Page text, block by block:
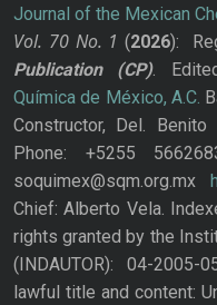
Journal of the Mexican
Vol. 70 No. 1 (2026):
Publication
(CP).
Química de México, A.C.
Constructor, Del.
Phone: +5255
soquimex@sqm.org.mx
Chief: Alberto Vela.
rights granted by the
(INDAUTOR): 04-2005-
lawful title and content: